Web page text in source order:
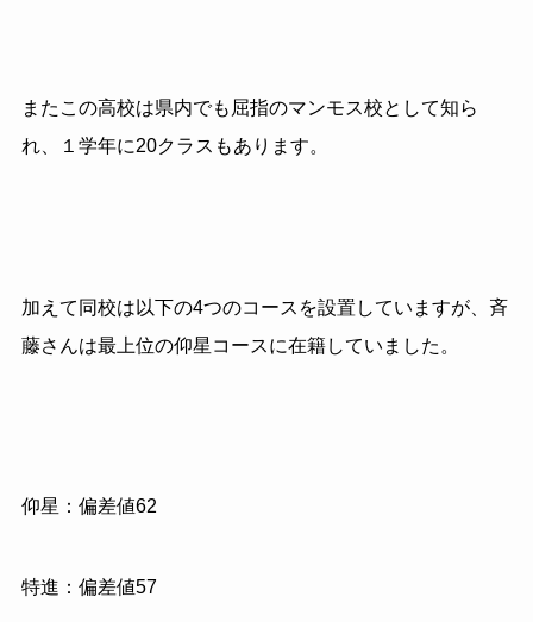
またこの高校は県内でも屈指のマンモス校として知ら
れ、
１学年に20クラスもあります。
加えて同校は以下の4つのコースを設置していますが、斉
藤さんは最上位の仰星コースに在籍していました。
仰星：偏差値62
特進：偏差値57